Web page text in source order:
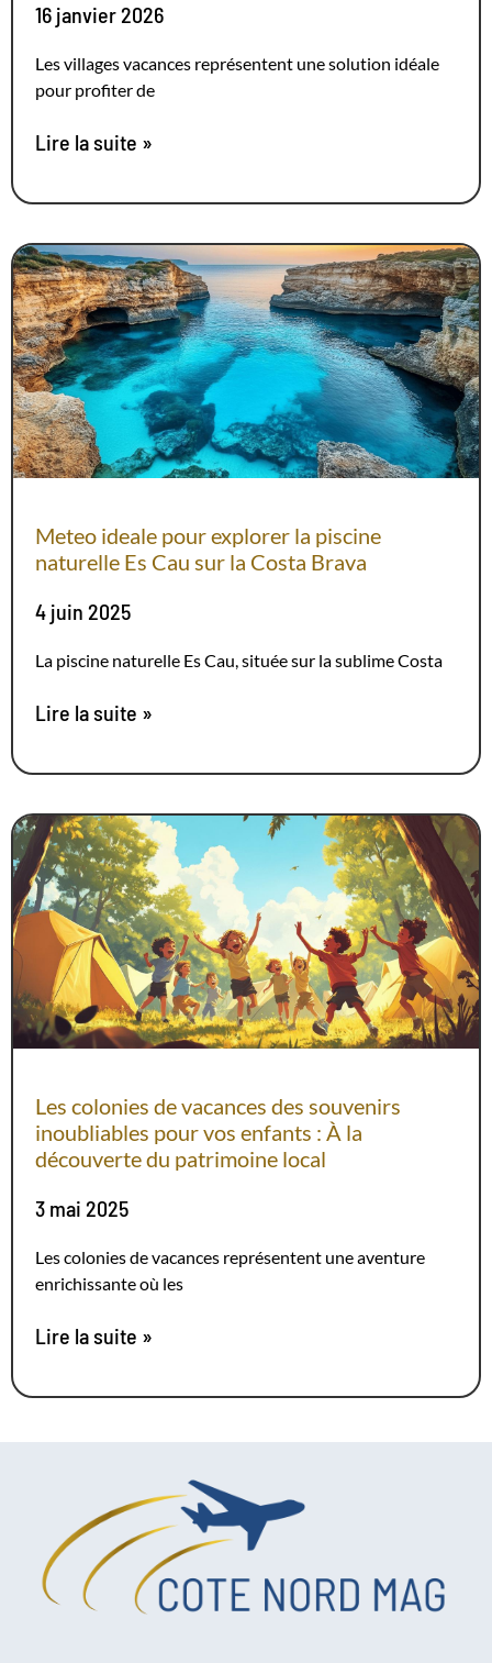
16 janvier 2026
Les villages vacances représentent une solution idéale
pour profiter de
Lire la suite »
Meteo ideale pour explorer la piscine
naturelle Es Cau sur la Costa Brava
4 juin 2025
La piscine naturelle Es Cau, située sur la sublime Costa
Lire la suite »
Les colonies de vacances des souvenirs
inoubliables pour vos enfants : À la
découverte du patrimoine local
3 mai 2025
Les colonies de vacances représentent une aventure
enrichissante où les
Lire la suite »